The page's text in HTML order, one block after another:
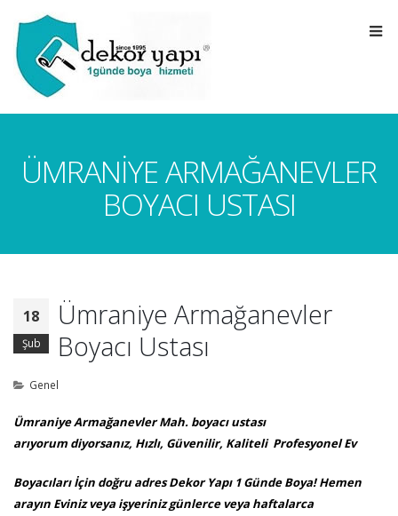
ÜMRANIYE ARMAĞANEVLER
BOYACI USTASI
18
Şub
Ümraniye Armağanevler
Boyacı Ustası
Genel
Ümraniye Armağanevler Mah. boyacı ustası
arıyorum diyorsanız, Hızlı, Güvenilir, Kaliteli Profesyonel Ev
Boyacıları İçin doğru adres Dekor Yapı 1 Günde Boya! Hemen
arayın Eviniz veya işyeriniz günlerce veya haftalarca